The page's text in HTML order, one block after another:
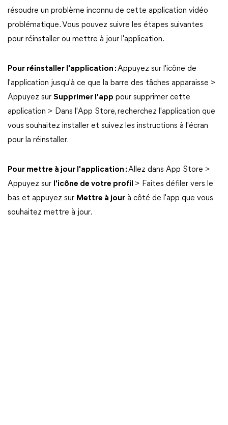
résoudre un problème inconnu de cette application vidéo
problématique. Vous pouvez suivre les étapes suivantes
pour réinstaller ou mettre à jour l'application.
Pour réinstaller l'application :Appuyez sur l'icône de
l'application jusqu'à ce que la barre des tâches apparaisse >
Appuyez sur Supprimer l'app pour supprimer cette
application > Dans l'App Store, recherchez l'application que
vous souhaitez installer et suivez les instructions à l'écran
pour la réinstaller.
Pour mettre à jour l'application :Allez dans App Store >
Appuyez sur l'icône de votre profil > Faites défiler vers le
bas et appuyez sur Mettre à jour à côté de l'app que vous
souhaitez mettre à jour.